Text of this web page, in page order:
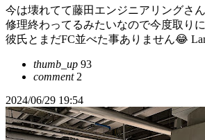
今は壊れてて藤田エンジニアリングさ
修理終わってるみたいなので今度取り
彼氏とまだFC並べた事ありません😂
thumb_up 93
comment2
2024/06/29 19:54